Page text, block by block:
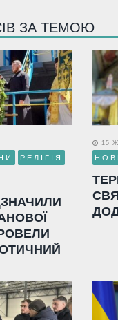
ЗА ТЕМОЮ
РЕЛІГІЯ
15